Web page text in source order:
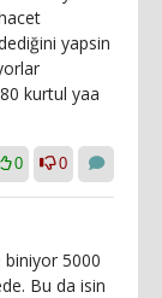
yapsin
kurtul yaa
0 0
5000
Bu da isin